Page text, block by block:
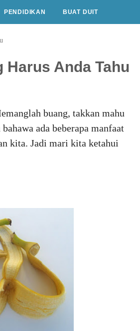
PENDIDIKAN BUAT DUIT
Harus Anda Tahu
buang, takkan mahu
ada beberapa manfaat
kita. Jadi mari kita ketahui